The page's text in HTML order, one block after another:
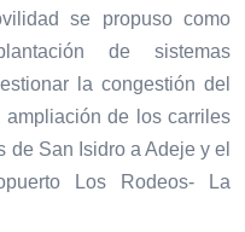
se propuso como
de sistemas
la congestión del
de los carriles
de San Isidro a Adeje y el
Los Rodeos- La